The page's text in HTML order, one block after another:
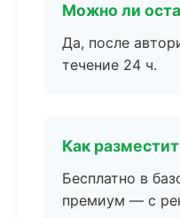
Можно ли
Да, после
течение 24 ч.
Как
Бесплатно в
премиум — с